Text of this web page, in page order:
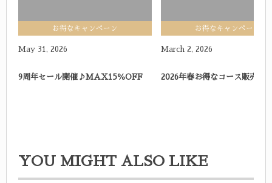
お得なキャンペーン
May 31 , 2026
9周年セール開催♪MAX15％OFF
お得なキャンペーン
March 2, 2026
2026年春お得なコース販売し
YOU MIGHT ALSO LIKE